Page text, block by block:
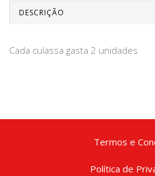
DESCRIÇÃO
Cada culassa gasta 2 unidades
Termos e
Política de